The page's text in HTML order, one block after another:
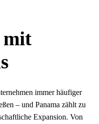
mit
immer häufiger
– und Panama zählt zu
Expansion. Von